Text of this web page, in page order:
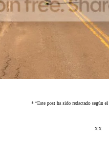
* “Este post ha sido redactado según el
xx